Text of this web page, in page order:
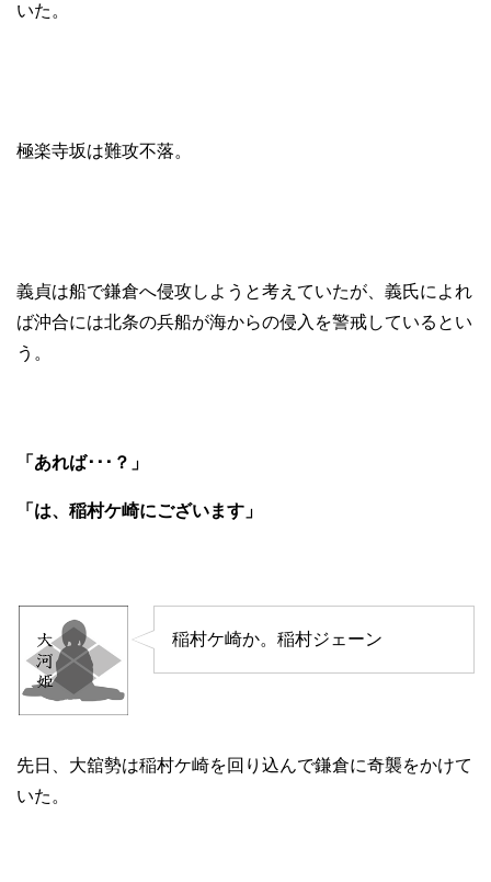
いた。
極楽寺坂は難攻不落。
義貞は船で鎌倉へ侵攻しようと考えていたが、義氏によれ
ば沖合には北条の兵船が海からの侵入を警戒しているとい
う。
「あれば･･･？」
「は、稲村ケ崎にございます」
稲村ケ崎か。稲村ジェーン
先日、大舘勢は稲村ケ崎を回り込んで鎌倉に奇襲をかけて
いた。